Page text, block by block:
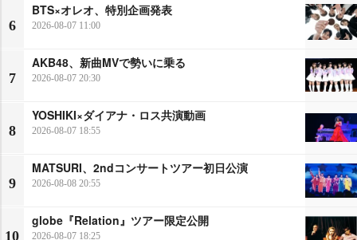
6
BTS×オレオ、特別企画発表
2026-08-07 11:00
7
AKB48、新曲MVで勢いに乗る
2026-08-07 20:30
8
YOSHIKI×ダイアナ・ロス共演動画
2026-08-07 18:55
9
MATSURI、2ndコンサートツアー初日公演
2026-08-08 20:55
10
globe『Relation』ツアー限定公開
2026-08-07 18:25